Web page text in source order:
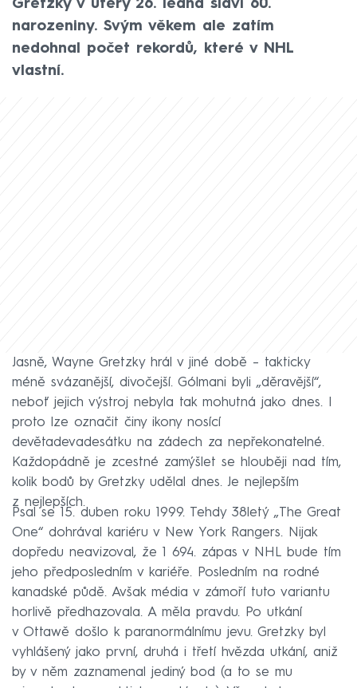
Gretzky v úterý 26. ledna slaví 60.
narozeniny. Svým věkem ale zatím
nedohnal počet rekordů, které v NHL
vlastní.
Jasně, Wayne Gretzky hrál v jiné době – takticky
méně svázanější, divočejší. Gólmani byli „děravější“,
neboť jejich výstroj nebyla tak mohutná jako dnes. I
proto lze označit činy ikony nosící
devětadevadesátku na zádech za nepřekonatelné.
Každopádně je zcestné zamýšlet se hlouběji nad tím,
kolik bodů by Gretzky udělal dnes. Je nejlepším
z nejlepších.
Psal se 15. duben roku 1999. Tehdy 38letý „The Great
One“ dohrával kariéru v New York Rangers. Nijak
dopředu neavizoval, že 1 694. zápas v NHL bude tím
jeho předposledním v kariéře. Posledním na rodné
kanadské půdě. Avšak média v zámoří tuto variantu
horlivě předhazovala. A měla pravdu. Po utkání
v Ottawě došlo k paranormálnímu jevu. Gretzky byl
vyhlášený jako první, druhá i třetí hvězda utkání, aniž
by v něm zaznamenal jediný bod (a to se mu